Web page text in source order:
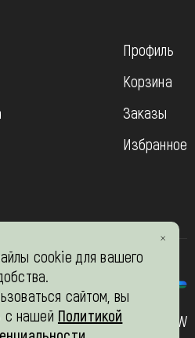
Профиль
Корзина
Заказы
Избранное
JW
cookie для вашего
сайтом, вы
с нашей Политикой